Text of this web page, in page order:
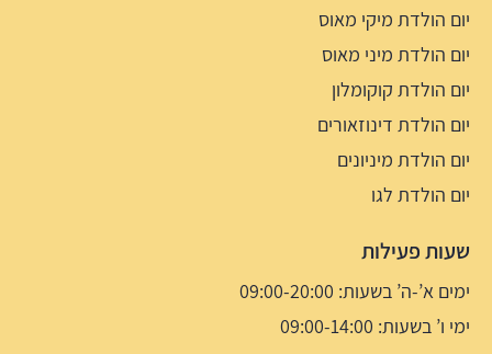
יום הולדת מיקי מאוס
יום הולדת מיני מאוס
יום הולדת קוקומלון
יום הולדת דינוזאורים
יום הולדת מיניונים
יום הולדת לגו
שעות פעילות
ימים א’-ה’ בשעות: 09:00-20:00
ימי ו’ בשעות: 09:00-14:00